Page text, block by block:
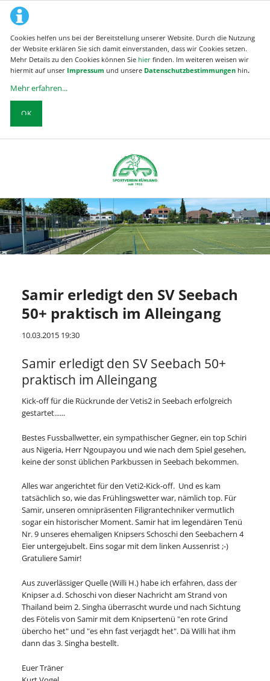
Cookies helfen uns bei der Bereitstellung unserer Website. Durch die Nutzung
der Website erklären Sie sich damit einverstanden, dass wir Cookies setzen.
Mehr Details zu den Cookies können Sie hier finden. Im weiteren weisen wir
hiermit auf unser Impressum und unsere Datenschutzbestimmungen hin.
Mehr erfahren...
OK
Samir erledigt den SV Seebach
50+ praktisch im Alleingang
10.03.2015 19:30
Samir erledigt den SV Seebach 50+
praktisch im Alleingang
Kick-off für die Rückrunde der Vetis2 in Seebach erfolgreich
gestartet......
Bestes Fussballwetter, ein sympathischer Gegner, ein top Schiri
aus Nigeria, Herr Ngoupayou und wie nach dem Spiel gesehen,
keine der sonst üblichen Parkbussen in Seebach bekommen.
Alles war angerichtet für den Veti2-Kick-off. Und es kam
tatsächlich so, wie das Frühlingswetter war, nämlich top. Für
Samir, unseren omnipräsenten Filigrantechniker vermutlich
sogar ein historischer Moment. Samir hat im legendären Tenü
Nr. 9 unseres ehemaligen Knipsers Schoschi den Seebachern 4
Eier untergejubelt. Eins sogar mit dem linken Aussenrist ;-)
Gratuliere Samir!
Aus zuverlässiger Quelle (Willi H.) habe ich erfahren, dass der
Knipser a.d. Schoschi von dieser Nachricht am Strand von
Thailand beim 2. Singha überrascht wurde und nach Sichtung
des Fötelis von Samir mit dem Knipsertenü "en rote Grind
übercho het" und "es ehn fast verjagdt het". Dä Willi hat ihm
dann das 3. Singha bestellt.
Euer Träner